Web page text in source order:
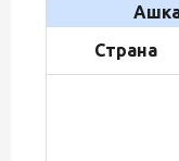
Страна